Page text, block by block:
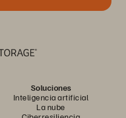
Soluciones
Inteligencia artificial
La nube